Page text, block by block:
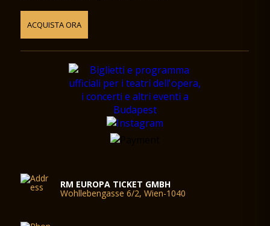
ACQUISTA ORA
RM EUROPA TICKET GMBH
Wohllebengasse 6/2, Wien-1040